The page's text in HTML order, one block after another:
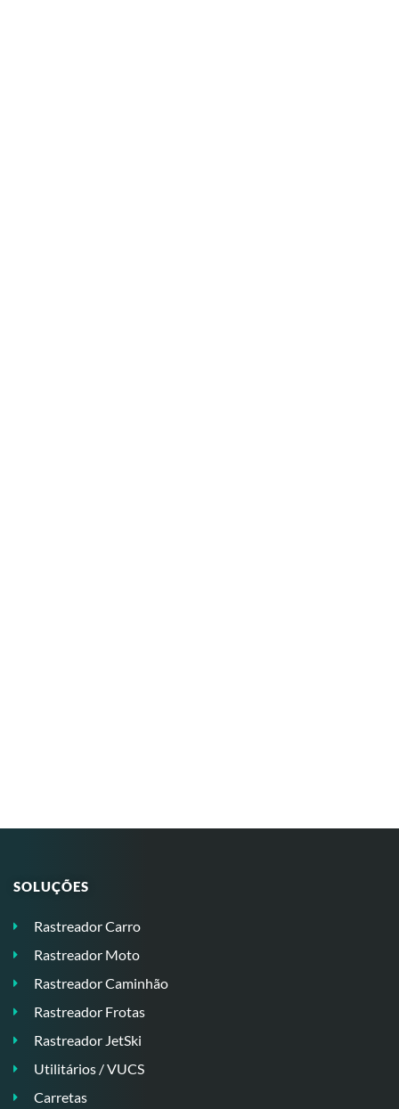
SOLUÇÕES
Rastreador Carro
Rastreador Moto
Rastreador Caminhão
Rastreador Frotas
Rastreador JetSki
Utilitários / VUCS
Carretas